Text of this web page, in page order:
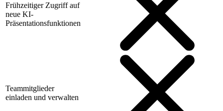
Frühzeitiger Zugriff auf
neue KI-
Präsentationsfunktionen
Teammitglieder
einladen und verwalten